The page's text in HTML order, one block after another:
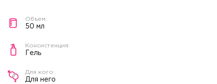
50 мл
Гель
Для него